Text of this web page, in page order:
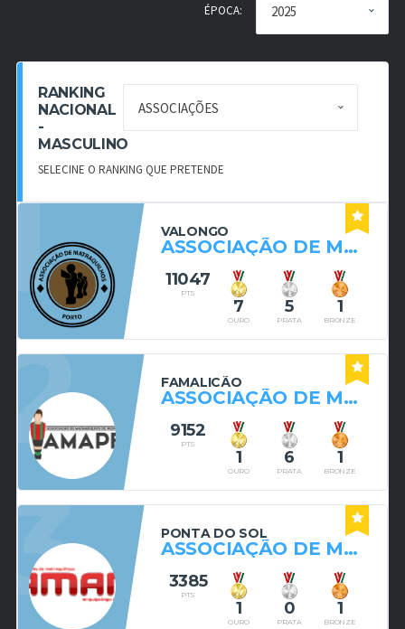
ÉPOCA:
RANKING
NACIONAL
-
MASCULINO
SELECINE O RANKING QUE PRETENDE
VALONGO
ASSOCIAÇÃO DE MATRAQUILHOS DO PORTO
11047
PTS
7
OURO
5
PRATA
1
BRONZE
FAMALICÃO
ASSOCIAÇÃO DE MATRAQUILHOS DE PEDOME
9152
PTS
1
OURO
6
PRATA
1
BRONZE
PONTA DO SOL
ASSOCIAÇÃO DE MATRAQUILHOS DO ARQUIPÉLAGO DA MADEIRA
3385
PTS
1
OURO
0
PRATA
1
BRONZE